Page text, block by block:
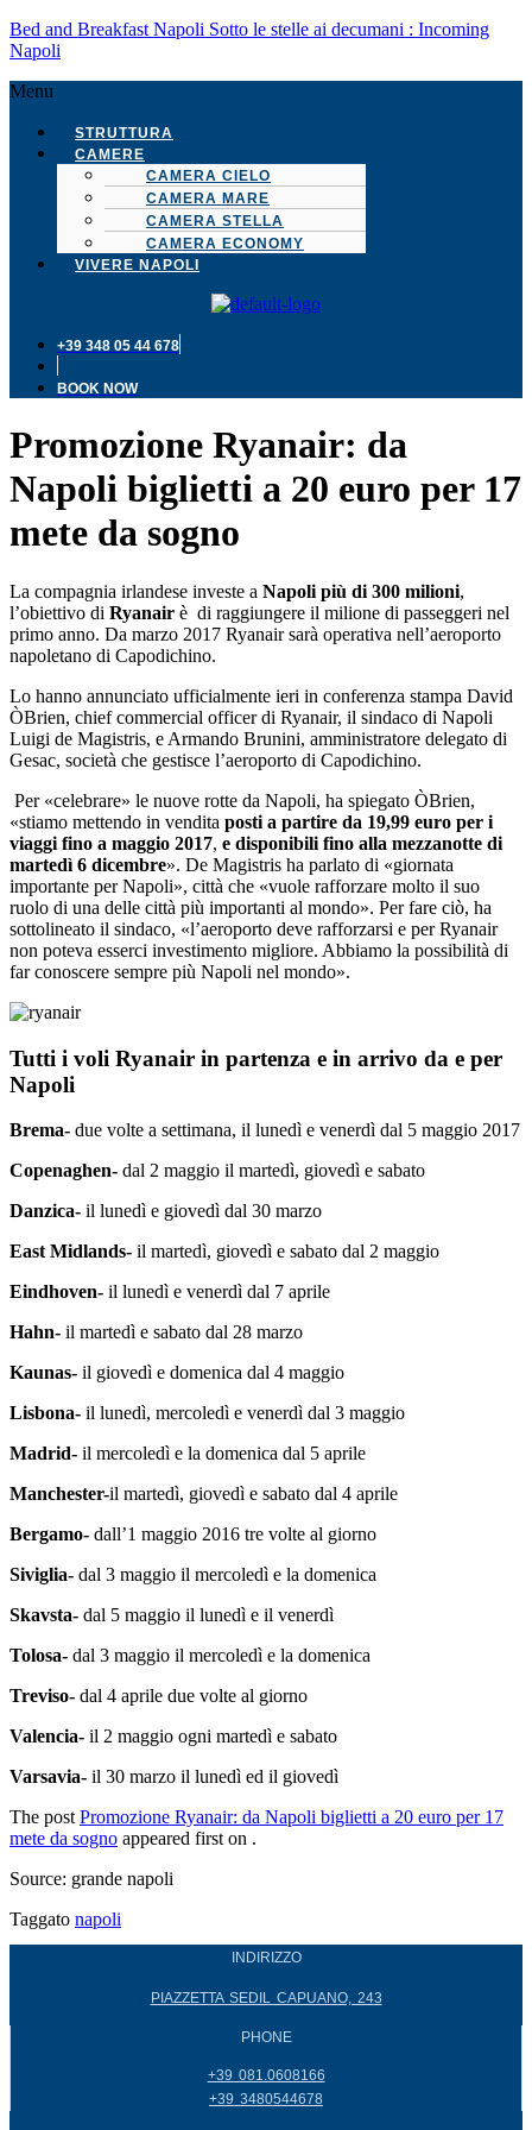
Bed and Breakfast Napoli Sotto le stelle ai decumani : Incoming
Napoli
Menu
STRUTTURA
CAMERE
CAMERA CIELO
CAMERA MARE
CAMERA STELLA
CAMERA ECONOMY
VIVERE NAPOLI
+39 348 05 44 678
BOOK NOW
Promozione Ryanair: da
Napoli biglietti a 20 euro per 17
mete da sogno
La compagnia irlandese investe a Napoli più di 300 milioni,
l’obiettivo di Ryanair è di raggiungere il milione di passeggeri nel
primo anno. Da marzo 2017 Ryanair sarà operativa nell’aeroporto
napoletano di Capodichino.
Lo hanno annunciato ufficialmente ieri in conferenza stampa David
ÒBrien, chief commercial officer di Ryanair, il sindaco di Napoli
Luigi de Magistris, e Armando Brunini, amministratore delegato di
Gesac, società che gestisce l’aeroporto di Capodichino.
Per «celebrare» le nuove rotte da Napoli, ha spiegato ÒBrien,
«stiamo mettendo in vendita posti a partire da 19,99 euro per i
viaggi fino a maggio 2017, e disponibili fino alla mezzanotte di
martedì 6 dicembre». De Magistris ha parlato di «giornata
importante per Napoli», città che «vuole rafforzare molto il suo
ruolo di una delle città più importanti al mondo». Per fare ciò, ha
sottolineato il sindaco, «l’aeroporto deve rafforzarsi e per Ryanair
non poteva esserci investimento migliore. Abbiamo la possibilità di
far conoscere sempre più Napoli nel mondo».
Tutti i voli Ryanair in partenza e in arrivo da e per
Napoli
Brema- due volte a settimana, il lunedì e venerdì dal 5 maggio 2017
Copenaghen- dal 2 maggio il martedì, giovedì e sabato
Danzica- il lunedì e giovedì dal 30 marzo
East Midlands- il martedì, giovedì e sabato dal 2 maggio
Eindhoven- il lunedì e venerdì dal 7 aprile
Hahn- il martedì e sabato dal 28 marzo
Kaunas- il giovedì e domenica dal 4 maggio
Lisbona- il lunedì, mercoledì e venerdì dal 3 maggio
Madrid- il mercoledì e la domenica dal 5 aprile
Manchester-il martedì, giovedì e sabato dal 4 aprile
Bergamo- dall’1 maggio 2016 tre volte al giorno
Siviglia- dal 3 maggio il mercoledì e la domenica
Skavsta- dal 5 maggio il lunedì e il venerdì
Tolosa- dal 3 maggio il mercoledì e la domenica
Treviso- dal 4 aprile due volte al giorno
Valencia- il 2 maggio ogni martedì e sabato
Varsavia- il 30 marzo il lunedì ed il giovedì
The post Promozione Ryanair: da Napoli biglietti a 20 euro per 17
mete da sogno appeared first on .
Source: grande napoli
Taggato napoli
INDIRIZZO
PIAZZETTA SEDIL CAPUANO, 243
PHONE
+39 081.0608166
+39 3480544678